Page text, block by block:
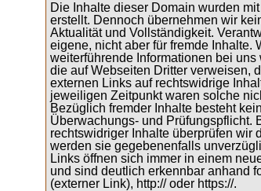
Die Inhalte dieser Domain wurden
erstellt. Dennoch übernehmen wir
Aktualität und Vollständigkeit.
eigene, nicht aber für fremde Inhalte.
weiterführende Informationen bei uns
die auf Webseiten Dritter verweisen,
externen Links auf rechtswidrige
jeweiligen Zeitpunkt waren solche
Bezüglich fremder Inhalte besteht
Überwachungs- und Prüfungspflicht.
rechtswidriger Inhalte überprüfen wir
werden sie gegebenenfalls
Links öffnen sich immer in einem
und sind deutlich erkennbar anhand
(externer Link), http:// oder https://.